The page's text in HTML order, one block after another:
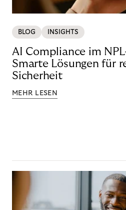
BLOG INSIGHTS
AI Compliance im
Smarte Lösungen für
Sicherheit
MEHR LESEN